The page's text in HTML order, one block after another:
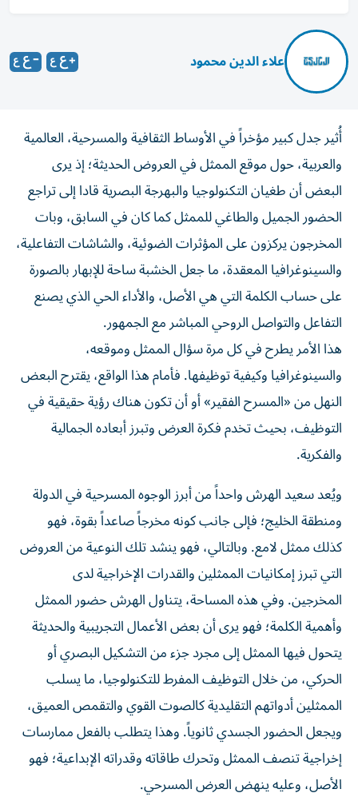
علاء الدين محمود
أُثير جدل كبير مؤخراً في الأوساط الثقافية والمسرحية، العالمية
والعربية، حول موقع الممثل في العروض الحديثة؛ إذ يرى
البعض أن طغيان التكنولوجيا والبهرجة البصرية قادا إلى تراجع
الحضور الجميل والطاغي للممثل كما كان في السابق، وبات
المخرجون يركزون على المؤثرات الضوئية، والشاشات التفاعلية،
والسينوغرافيا المعقدة، ما جعل الخشبة ساحة للإبهار بالصورة
على حساب الكلمة التي هي الأصل، والأداء الحي الذي يصنع
التفاعل والتواصل الروحي المباشر مع الجمهور.
هذا الأمر يطرح في كل مرة سؤال الممثل وموقعه،
والسينوغرافيا وكيفية توظيفها. فأمام هذا الواقع، يقترح البعض
النهل من «المسرح الفقير» أو أن تكون هناك رؤية حقيقية في
التوظيف، بحيث تخدم فكرة العرض وتبرز أبعاده الجمالية
والفكرية.
ويُعد سعيد الهرش واحداً من أبرز الوجوه المسرحية في الدولة
ومنطقة الخليج؛ فإلى جانب كونه مخرجاً صاعداً بقوة، فهو
كذلك ممثل لامع. وبالتالي، فهو ينشد تلك النوعية من العروض
التي تبرز إمكانيات الممثلين والقدرات الإخراجية لدى
المخرجين. وفي هذه المساحة، يتناول الهرش حضور الممثل
وأهمية الكلمة؛ فهو يرى أن بعض الأعمال التجريبية والحديثة
يتحول فيها الممثل إلى مجرد جزء من التشكيل البصري أو
الحركي، من خلال التوظيف المفرط للتكنولوجيا، ما يسلب
الممثلين أدواتهم التقليدية كالصوت القوي والتقمص العميق،
ويجعل الحضور الجسدي ثانوياً. وهذا يتطلب بالفعل ممارسات
إخراجية تنصف الممثل وتحرك طاقاته وقدراته الإبداعية؛ فهو
الأصل، وعليه ينهض العرض المسرحي.